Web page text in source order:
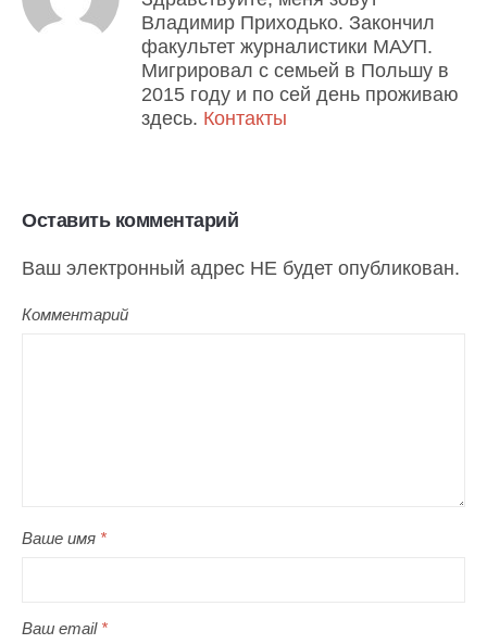
Владимир Приходько. Закончил
факультет журналистики МАУП.
Мигрировал с семьей в Польшу в
2015 году и по сей день проживаю
здесь. Контакты
Оставить комментарий
Ваш электронный адрес НЕ будет опубликован.
Комментарий
Ваше имя *
Ваш email *